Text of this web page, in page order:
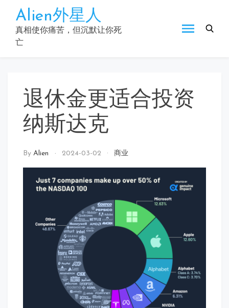
content
Alien外星人
真相使你痛苦，但沉默让你死
亡
退休金更适合投资
纳斯达克
By Alien 2024-03-02 商业